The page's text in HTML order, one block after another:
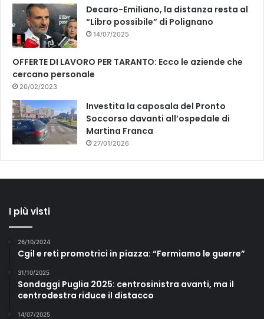
Decaro-Emiliano, la distanza resta al
“Libro possibile” di Polignano
14/07/2025
OFFERTE DI LAVORO PER TARANTO: Ecco le aziende che
cercano personale
20/02/2023
Investita la caposala del Pronto
Soccorso davanti all’ospedale di
Martina Franca
27/01/2026
I più visti
26/10/2024
Cgil e reti promotrici in piazza: “Fermiamo le guerre”
31/10/2025
Sondaggi Puglia 2025: centrosinistra avanti, ma il
centrodestra riduce il distacco
14/07/2025